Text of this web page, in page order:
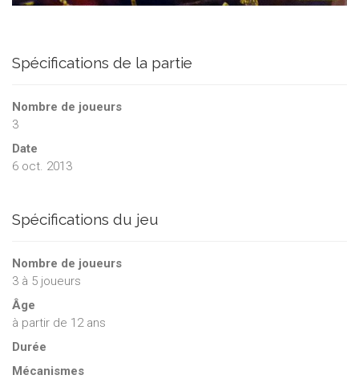
Spécifications de la partie
Nombre de joueurs
3
Date
6 oct. 2013
Spécifications du jeu
Nombre de joueurs
3 à 5 joueurs
Âge
à partir de 12 ans
Durée
Mécanismes